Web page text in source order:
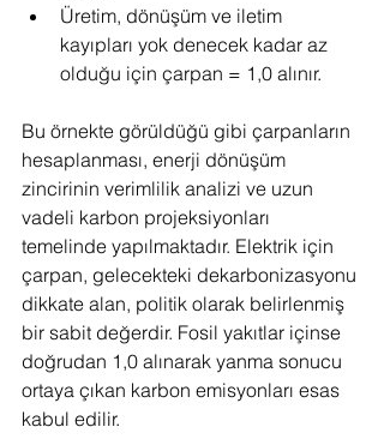
Üretim, dönüşüm ve iletim
kayıpları yok denecek kadar az
olduğu için çarpan = 1,0 alınır.
Bu örnekte görüldüğü gibi çarpanların
hesaplanması, enerji dönüşüm
zincirinin verimlilik analizi ve uzun
vadeli karbon projeksiyonları
temelinde yapılmaktadır. Elektrik için
çarpan, gelecekteki dekarbonizasyonu
dikkate alan, politik olarak belirlenmiş
bir sabit değerdir. Fosil yakıtlar içinse
doğrudan 1,0 alınarak yanma sonucu
ortaya çıkan karbon emisyonları esas
kabul edilir.